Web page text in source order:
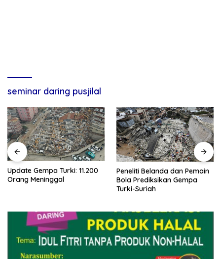
seminar daring pusjilal
Update Gempa Turki: 11.200
Orang Meninggal
Peneliti Belanda dan Pemain
Bola Prediksikan Gempa
Turki-Suriah